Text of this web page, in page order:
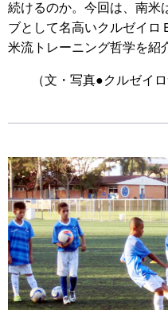
続けるのか。今回は、南米
ブとして名高いクルゼイロ
米流トレーニング哲学を紹
（文・写真●クルゼイ